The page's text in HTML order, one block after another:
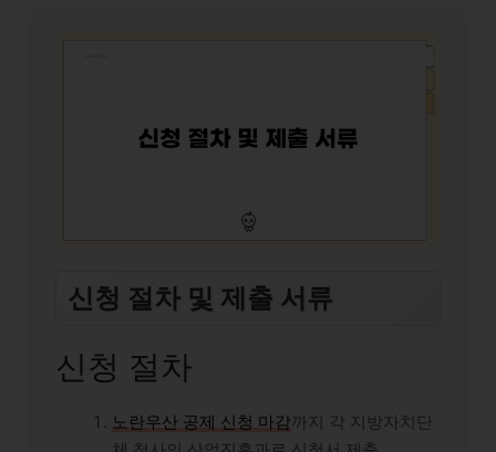
신청 절차 및 제출 서류
신청 절차
노란우산 공제 신청 마감까지 각 지방자치단